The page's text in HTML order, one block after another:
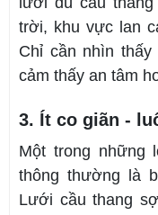
trời, khu vực lan
Chỉ cần nhìn
cảm thấy an tâm
3. Ít co giãn -
Một trong những
thông thường là
Lưới cầu thang